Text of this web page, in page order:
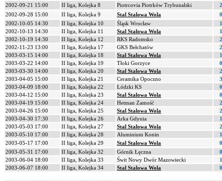
2002-09-21 15:00
II liga, Kolejka 8 Piotrcovia Piotrków Trybunalski
2002-09-28 15:00
II liga, Kolejka 9 Stal Stalowa Wola
2002-10-05 14:30
II liga, Kolejka 10 Śląsk Wrocław
2002-10-13 14:30
II liga, Kolejka 11 Stal Stalowa Wola
2002-10-19 14:30
II liga, Kolejka 12 RKS Radomsko
2002-11-23 13:00
II liga, Kolejka 17 GKS Bełchatów
2003-03-15 14:00
II liga, Kolejka 18 Stal Stalowa Wola
2003-03-22 14:00
II liga, Kolejka 19 Tłoki Gorzyce
2003-03-30 14:00
II liga, Kolejka 20 Stal Stalowa Wola
2003-04-05 15:00
II liga, Kolejka 21 Ceramika Opoczno
2003-04-09 18:00
II liga, Kolejka 22 Łódzki KS
2003-04-12 15:00
II liga, Kolejka 23 Stal Stalowa Wola
2003-04-19 15:00
II liga, Kolejka 24 Hetman Zamość
2003-04-26 15:00
II liga, Kolejka 25 Stal Stalowa Wola
2003-04-30 17:30
II liga, Kolejka 26 Arka Gdynia
2003-05-03 17:00
II liga, Kolejka 27 Stal Stalowa Wola
2003-05-10 17:00
II liga, Kolejka 28 Aluminium Konin
2003-05-17 17:00
II liga, Kolejka 29 Stal Stalowa Wola
2003-05-31 17:00
II liga, Kolejka 32 Górnik Łęczna
2003-06-04 18:00
II liga, Kolejka 33 Świt Nowy Dwór Mazowiecki
2003-06-07 18:00
II liga, Kolejka 34 Stal Stalowa Wola